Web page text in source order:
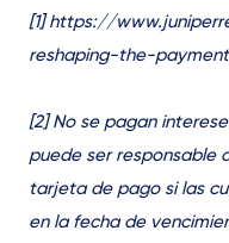
[1]https://
reshaping-the-
[2] No se pagan
puede ser responsable
tarjeta de pago si las
en la fecha de